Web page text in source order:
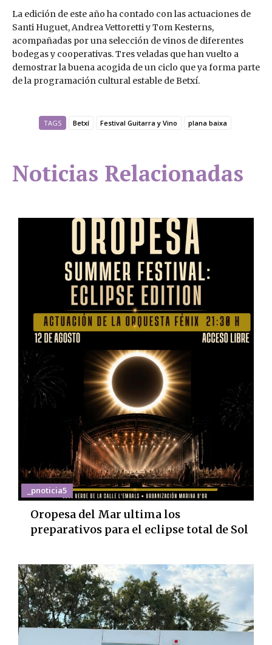
La edición de este año ha contado con las actuaciones de
Santi Huguet, Andrea Vettoretti y Tom Kesterns,
acompañadas por una selección de vinos de diferentes
bodegas y cooperativas. Tres veladas que han vuelto a
demostrar la buena acogida de un ciclo que ya forma parte
de la programación cultural estable de Betxí.
TAGS Betxí Festival Guitarra y Vino plana baixa
Noticias Relacionadas
_pnoticia5
Oropesa del Mar ultima los
preparativos para el eclipse total de Sol